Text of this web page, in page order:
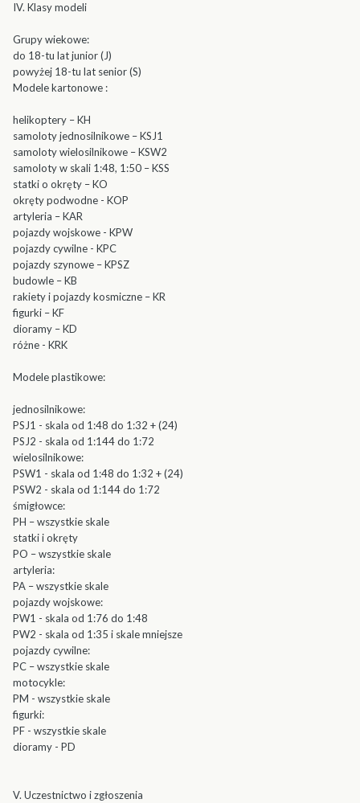
IV. Klasy modeli
Grupy wiekowe:
do 18-tu lat junior (J)
powyżej 18-tu lat senior (S)
Modele kartonowe :
helikoptery – KH
samoloty jednosilnikowe – KSJ1
samoloty wielosilnikowe – KSW2
samoloty w skali 1:48, 1:50 – KSS
statki o okręty – KO
okręty podwodne - KOP
artyleria – KAR
pojazdy wojskowe - KPW
pojazdy cywilne - KPC
pojazdy szynowe – KPSZ
budowle – KB
rakiety i pojazdy kosmiczne – KR
figurki – KF
dioramy – KD
różne - KRK
Modele plastikowe:
jednosilnikowe:
PSJ1 - skala od 1:48 do 1:32 + (24)
PSJ2 - skala od 1:144 do 1:72
wielosilnikowe:
PSW1 - skala od 1:48 do 1:32 + (24)
PSW2 - skala od 1:144 do 1:72
śmigłowce:
PH – wszystkie skale
statki i okręty
PO – wszystkie skale
artyleria:
PA – wszystkie skale
pojazdy wojskowe:
PW1 - skala od 1:76 do 1:48
PW2 - skala od 1:35 i skale mniejsze
pojazdy cywilne:
PC – wszystkie skale
motocykle:
PM - wszystkie skale
figurki:
PF - wszystkie skale
dioramy - PD
V. Uczestnictwo i zgłoszenia